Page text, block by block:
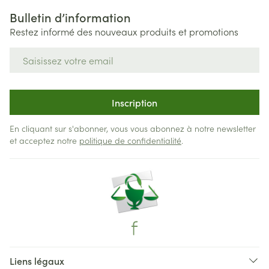
Bulletin d’information
Restez informé des nouveaux produits et promotions
Inscription
En cliquant sur s'abonner, vous vous abonnez à notre newsletter
et acceptez notre politique de confidentialité.
Liens légaux